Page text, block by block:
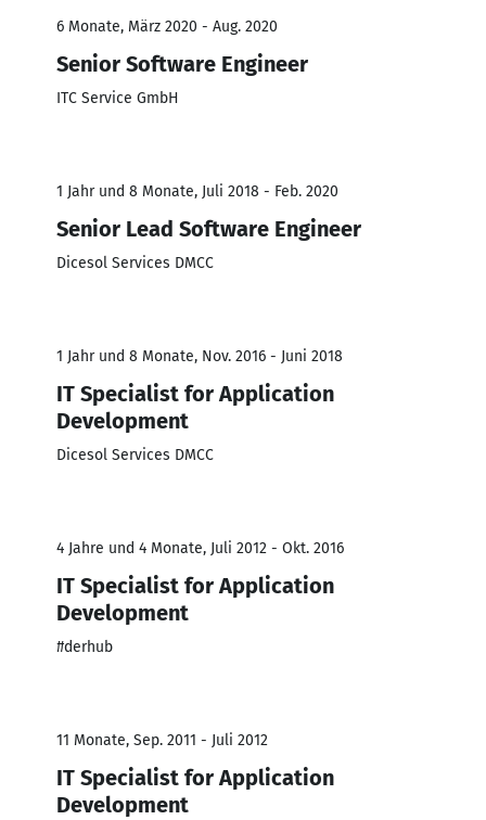
6 Monate, März 2020 - Aug. 2020
Senior Software Engineer
ITC Service GmbH
1 Jahr und 8 Monate, Juli 2018 - Feb. 2020
Senior Lead Software Engineer
Dicesol Services DMCC
1 Jahr und 8 Monate, Nov. 2016 - Juni 2018
IT Specialist for Application
Development
Dicesol Services DMCC
4 Jahre und 4 Monate, Juli 2012 - Okt. 2016
IT Specialist for Application
Development
#derhub
11 Monate, Sep. 2011 - Juli 2012
IT Specialist for Application
Development